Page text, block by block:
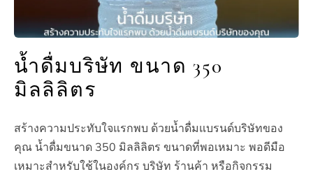
น้ำดื่มบริษัท ขนาด 350
มิลลิลิตร
สร้างความประทับใจแรกพบ ด้วยน้ำดื่มแบรนด์บริษัทของ
คุณ น้ำดื่มขนาด 350 มิลลิลิตร ขนาดที่พอเหมาะ พอดีมือ
เหมาะสำหรับใช้ในองค์กร บริษัท ร้านค้า หรือกิจกรรม